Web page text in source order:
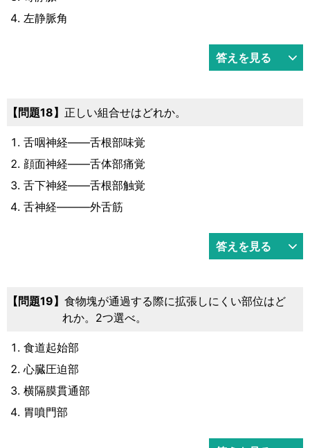
左静脈角
答えを見る
18 正しい組合せはどれか。
舌咽神経――舌根部味覚
顔面神経――舌体部痛覚
舌下神経――舌根部触覚
舌神経―――外舌筋
答えを見る
19
食物塊が通過する際に拡張しにくい部位はど
れか。2つ選べ。
食道起始部
心臓圧迫部
横隔膜貫通部
胃噴門部